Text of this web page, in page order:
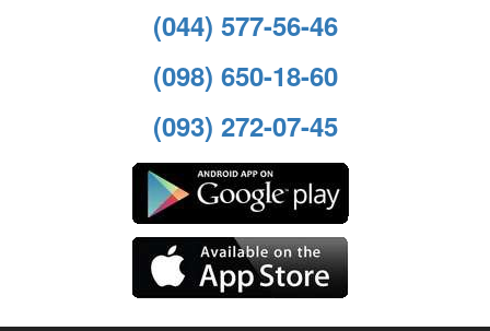
(044) 577-56-46
(098) 650-18-60
(093) 272-07-45